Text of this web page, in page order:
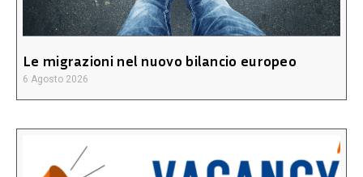
Le migrazioni nel nuovo bilancio europeo
6 Agosto 2026